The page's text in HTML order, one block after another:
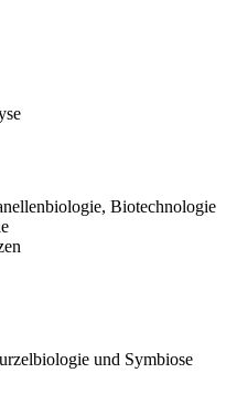
Biotechnologie
und Symbiose